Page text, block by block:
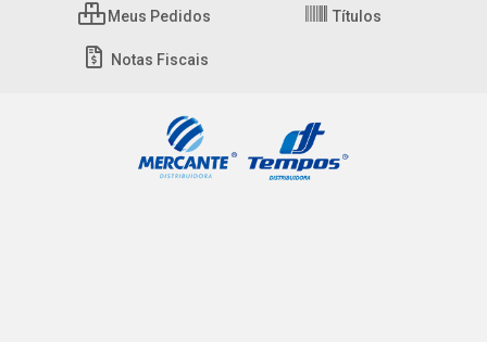
Meus Pedidos Títulos
Notas Fiscais